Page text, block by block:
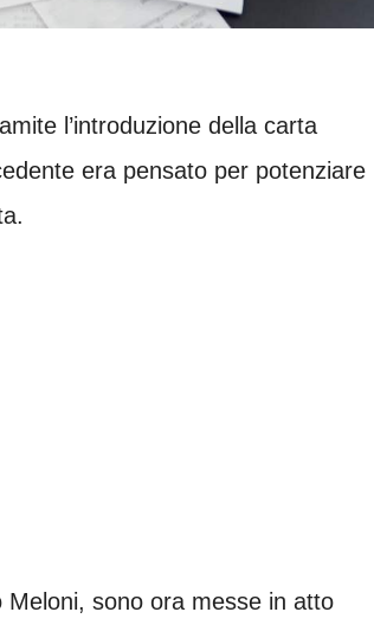
l’introduzione della carta
era pensato per potenziare
sono ora messe in atto